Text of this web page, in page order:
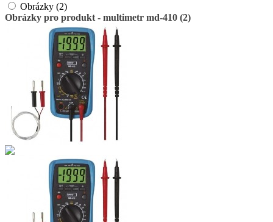
Obrázky (2)
Obrázky pro produkt - multimetr md-410 (2)